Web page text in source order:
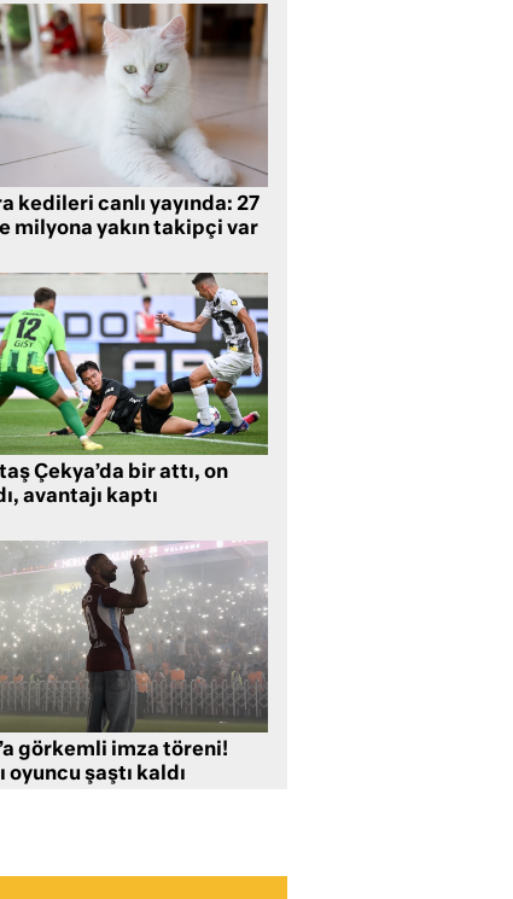
kedileri canlı yayında: 27
milyona yakın takipçi var
Çekya’da bir attı, on
avantajı kaptı
görkemli imza töreni!
oyuncu şaştı kaldı